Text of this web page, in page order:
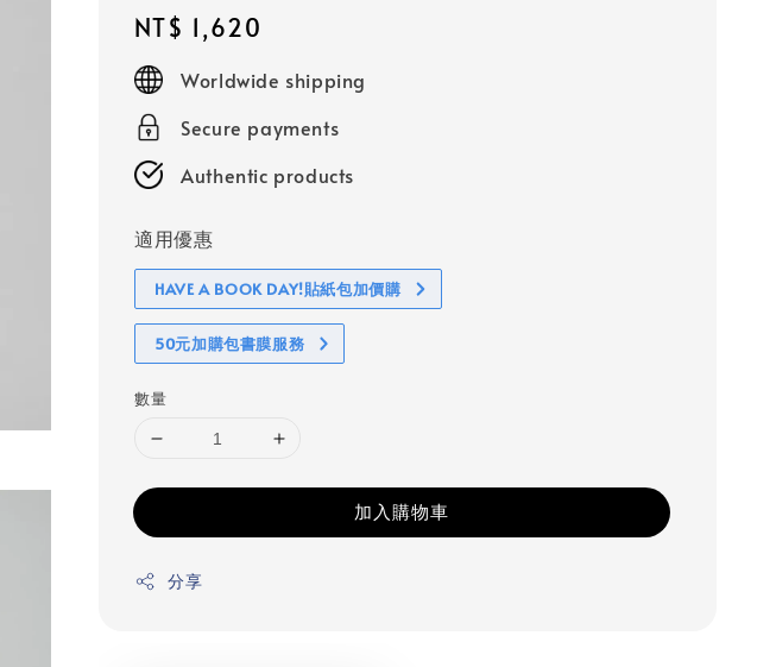
Regular
price
NT$ 1,620
Worldwide shipping
Secure payments
Authentic products
適用優惠
HAVE A BOOK DAY!貼紙包加價購
50元加購包書膜服務
數量
加入購物車
分享